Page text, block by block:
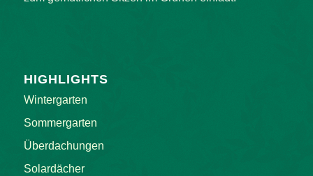
HIGHLIGHTS
Wintergarten
Sommergarten
Überdachungen
Solardächer